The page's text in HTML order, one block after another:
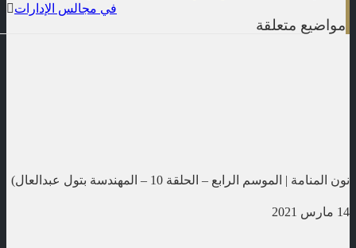
في مجالس الإدارات
مواضيع متعلقة
نون المنامة | الموسم الرابع – الحلقة 10 – المهندسة بتول عبدالعال)
14 مارس 2021